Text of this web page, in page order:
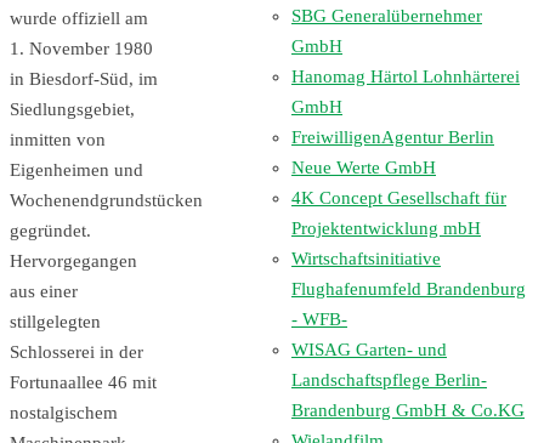
wurde offiziell am
1. November 1980
in Biesdorf-Süd, im
Siedlungsgebiet,
inmitten von
Eigenheimen und
Wochenendgrundstücken
gegründet.
Hervorgegangen
aus einer
stillgelegten
Schlosserei in der
Fortunaallee 46 mit
nostalgischem
SBG Generalübernehmer
GmbH
Hanomag Härtol Lohnhärterei
GmbH
FreiwilligenAgentur Berlin
Neue Werte GmbH
4K Concept Gesellschaft für
Projektentwicklung mbH
Wirtschaftsinitiative
Flughafenumfeld Brandenburg
- WFB-
WISAG Garten- und
Landschaftspflege Berlin-
Brandenburg GmbH & Co.KG